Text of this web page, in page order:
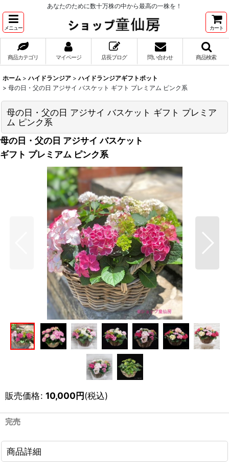
あなたのために数十万株の中から最高の一株を！
メニュー カート
商品カテゴリ マイページ 店長ブログ 問い合わせ 商品検索
ホーム > ハイドランジア > ハイドランジアギフトポット
> 母の日・父の日 アジサイ バスケット ギフト プレミアム ピンク系
母の日・父の日 アジサイ バスケット ギフト プレミア
ム ピンク系
母の日・父の日 アジサイ バスケット
ギフト プレミアム ピンク系
販売価格: 10,000円(税込)
完売
商品詳細